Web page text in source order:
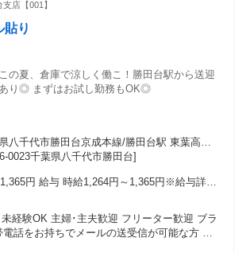
店【001】
貼り
この夏、倉庫で涼しく働こ！勝田台駅から送迎
り◎ まずはお試し勤務もOK◎
八千代市勝田台京成本線/勝田台駅 東葉高速
0023千葉県八千代市勝田台]
円 給与 時給1,264円～1,365円※給与詳細
経験OK 主婦･主夫歓迎 フリーター歓迎 ブラ